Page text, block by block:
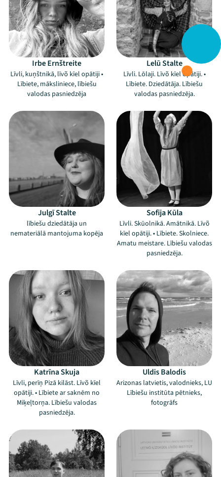
Mana programma
Irbe Ernštreite
Līvli, kuņštnikā, līvõ kīel opātiji •
Lībiete, māksliniece, lībiešu
valodas pasniedzēja
Lelū Stalte
Līvli. Lōlaji. Līvõ kīel opātiji. •
Lībiete. Dziedātāja. Lībiešu
valodas pasniedzēja.
Julgī Stalte
lībiešu dziedātāja un
nemateriālā mantojuma kopēja
Sofija Kūla
Līvli. Skūolnikā. Amātnikā. Līvõ
kīel opātiji. • Lībiete. Skolniece.
Amatu meistare. Lībiešu valodas
pasniedzēja.
Katrīna Skuja
Līvli, perīņ Pizā kilāst. Līvõ kīel
opātiji. • Lībiete ar saknēm no
Miķeļtorņa. Lībiešu valodas
pasniedzēja.
Uldis Balodis
Arizonas latvietis, valodnieks, LU
Lībiešu institūta pētnieks,
fotogrāfs